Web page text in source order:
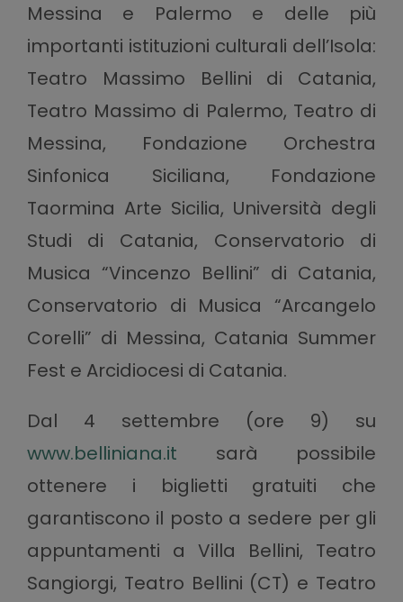
Messina e Palermo e delle più
importanti istituzioni culturali dell’Isola:
Teatro Massimo Bellini di Catania,
Teatro Massimo di Palermo, Teatro di
Messina, Fondazione Orchestra
Sinfonica Siciliana, Fondazione
Taormina Arte Sicilia, Università degli
Studi di Catania, Conservatorio di
Musica “Vincenzo Bellini” di Catania,
Conservatorio di Musica “Arcangelo
Corelli” di Messina, Catania Summer
Fest e Arcidiocesi di Catania.
Dal 4 settembre (ore 9) su
www.belliniana.it sarà possibile
ottenere i biglietti gratuiti che
garantiscono il posto a sedere per gli
appuntamenti a Villa Bellini, Teatro
Sangiorgi, Teatro Bellini (CT) e Teatro